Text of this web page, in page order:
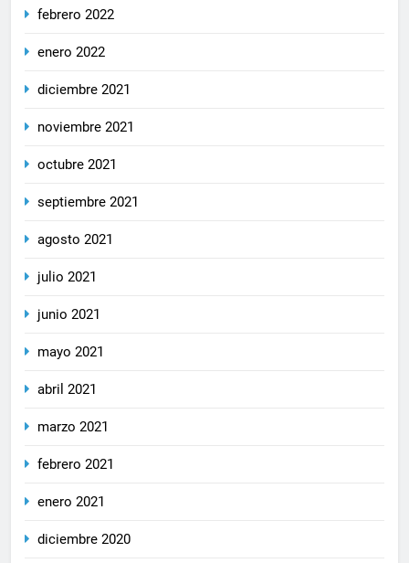
febrero 2022
enero 2022
diciembre 2021
noviembre 2021
octubre 2021
septiembre 2021
agosto 2021
julio 2021
junio 2021
mayo 2021
abril 2021
marzo 2021
febrero 2021
enero 2021
diciembre 2020